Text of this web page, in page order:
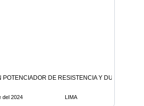
POTENCIADOR DE RESISTENCIA Y DURACION
del 2024 LIMA